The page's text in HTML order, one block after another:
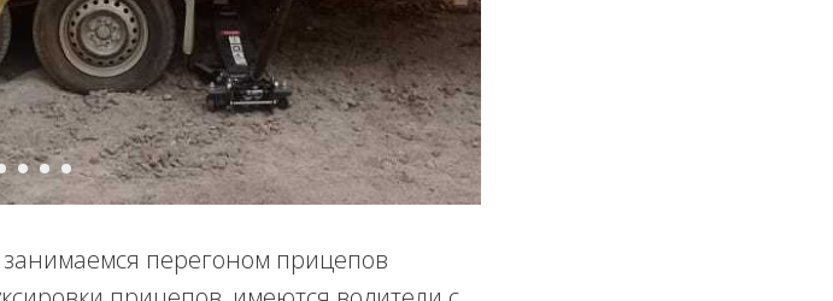
перегоном прицепов